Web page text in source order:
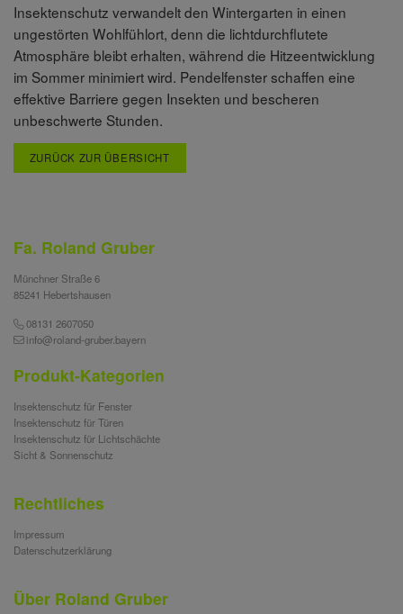
ZURÜCK ZUR ÜBERSICHT
Insektenschutz verwandelt den Wintergarten in einen
ungestörten Wohlfühlort, denn die lichtdurchflutete
Atmosphäre bleibt erhalten, während die Hitzeentwicklung
im Sommer minimiert wird. Pendelfenster schaffen eine
effektive Barriere gegen Insekten und bescheren
unbeschwerte Stunden.
Fa. Roland Gruber
Münchner Straße 6
85241 Hebertshausen
08131 2607050
info@roland-gruber.bayern
Produkt-Kategorien
Insektenschutz für Fenster
Insektenschutz für Türen
Insektenschutz für Lichtschächte
Sicht & Sonnenschutz
Rechtliches
Impressum
Datenschutzerklärung
Über Roland Gruber